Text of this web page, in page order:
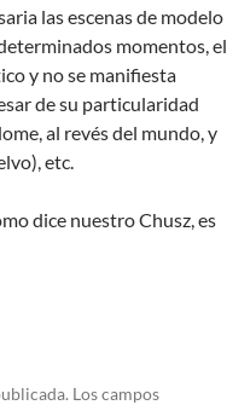
las escenas de modelo
momentos, el
y no se manifiesta
de su particularidad
al revés del mundo, y
etc.
dice nuestro Chusz, es
Los campos